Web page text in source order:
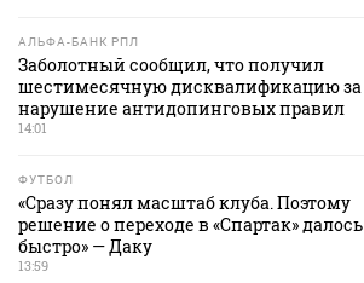
АЛЬФА-БАНК РПЛ
Заболотный сообщил, что получил
шестимесячную дисквалификацию за
нарушение антидопинговых правил
14:01
ФУТБОЛ
«Сразу понял масштаб клуба. Поэтому
решение о переходе в «Спартак» далось
быстро» — Даку
13:59